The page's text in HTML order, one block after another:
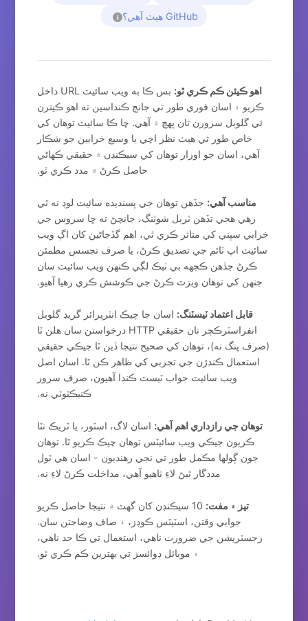
GitHub هيٺ آهي؟ i
اهو ڪيئن ڪم ڪري ٿو:
بس ڪا به ويب سائيٽ URL داخل
ڪريو ۽ اسان فوري طور تي جانچ ڪنداسين ته اهو ڪيترن
ئي گلوبل سرورن تان پهچ ۾ آهي. ڇا ڪا سائيٽ توهان کي
خاص طور تي هيٺ نظر اچي يا وسيع خرابين جو شڪار
آهي، اسان جو اوزار توهان کي سيڪنڊن ۾ حقيقي ڪهاڻي
حاصل ڪرڻ ۾ مدد ڪري ٿو.
مناسب آهي:جڏهن توهان جي پسنديده سائيٽ لوڊ نه ٿي
رهي هجي تڏهن ٽربل شوٽنگ، جانچڻ ته ڇا سروس جي
خرابي سڀني کي متاثر ڪري ٿي، اهم گڏجاڻين کان اڳ ويب
سائيٽ اپ ٽائم جي تصديق ڪرڻ، يا صرف تجسس مطمئن
ڪرڻ جڏهن ڪجهه بي ٺيڪ لڳي ڪنهن ويب سائيٽ سان
جنهن کي توهان ويزٽ ڪرڻ جي ڪوشش ڪري رهيا آهيو.
قابل اعتماد ٽيسٽنگ:اسان جا چيڪ انٽرپرائز گريڊ گلوبل
انفراسٽرڪچر تان حقيقي HTTP درخواستن سان هلن ٿا
(صرف پنگ نه)، توهان کي صحيح نتيجا ڏين ٿا جيڪي حقيقي
استعمال ڪندڙن جي تجربي کي ظاهر ڪن ٿا. اسان اصل
ويب سائيٽ جواب ٽيسٽ ڪندا آهيون، صرف سرور
ڪنيڪٽوٽي نه.
توهان جي رازداري اهم آهي:اسان لاگ، اسٽور، يا ٽريڪ نٿا
ڪريون جيڪي ويب سائيٽس توهان چيڪ ڪريو ٿا. توهان
جون ڳولها مڪمل طور تي نجي رهنديون - اسان هي ٽول
مددگار ٿيڻ لاءِ ٺاهيو آهي، مداخلت ڪرڻ لاءِ نه.
تيز ۽ مفت:
10 سيڪنڊن کان گهٽ ۾ نتيجا حاصل ڪريو
جوابي وقتن، اسٽيٽس ڪوڊز، ۽ صاف وضاحتن سان.
رجسٽريشن جي ضرورت ناهي، استعمال تي ڪا حد ناهي،
۽ موبائل ڊوائسز تي بهترين ڪم ڪري ٿو.